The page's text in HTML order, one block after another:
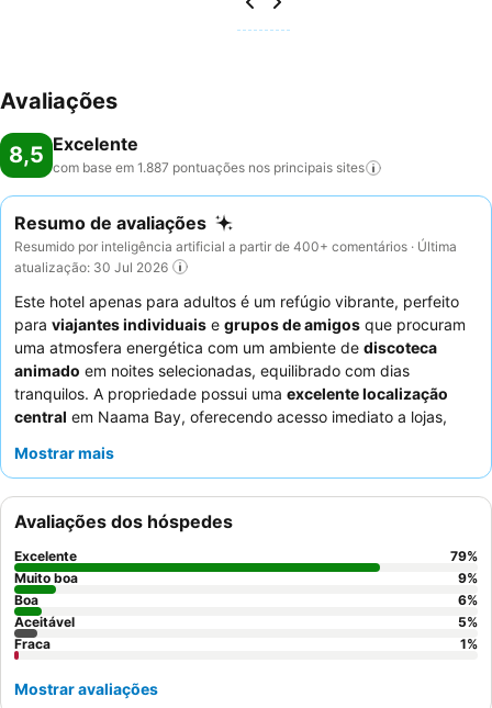
Avaliações
8,5 Excelente
com base em 1.887 pontuações nos principais sites
Resumo de avaliações
Resumido por inteligência artificial a partir de 400+ comentários · Última
atualização: 30 Jul 2026
Este hotel apenas para adultos é um refúgio vibrante, perfeito
para viajantes individuais e grupos de amigos que procuram
uma atmosfera energética com um ambiente de discoteca
animado em noites selecionadas, equilibrado com dias
tranquilos. A propriedade possui uma excelente localização
central em Naama Bay, oferecendo acesso imediato a lojas,
podem desfrutar de duas
fuga refrescante. A
equipa do hotel
elogios pela sua excecional prestabilidade e simpatia,
complementando as deliciosas e variadas ofertas de
comida e
bebida. Para uma experiência mais tranquila, os hóspedes
podem considerar quartos longe da discoteca nas noites de
festa.
Mostrar mais
Avaliações dos hóspedes
Excelente 79%
Muito boa
9%
Boa
6%
Aceitável
5%
Fraca
1%
Mostrar avaliações